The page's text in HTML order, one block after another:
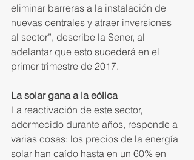
eliminar barreras a la instala­ción de
nuevas centrales y atraer inversiones
al sector”, describe la Sener, al
adelantar que esto sucede­rá en el
primer trimestre de 2017.
La solar gana a la eólica
La reactivación de este sector,
adormecido durante años, respon­de a
varias cosas: los precios de la energía
solar han caído hasta en un 60% en